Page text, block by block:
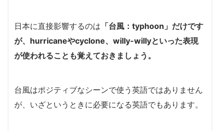
日本に直接影響するのは 「台風：typhoon」だけです
が、hurricaneやcyclone、willy-willyといった表現
が使われることも覚えておきましょう。
台風はポジティブなシーンで使う英語ではありません
が、いざというときに必要になる英語でもあります。